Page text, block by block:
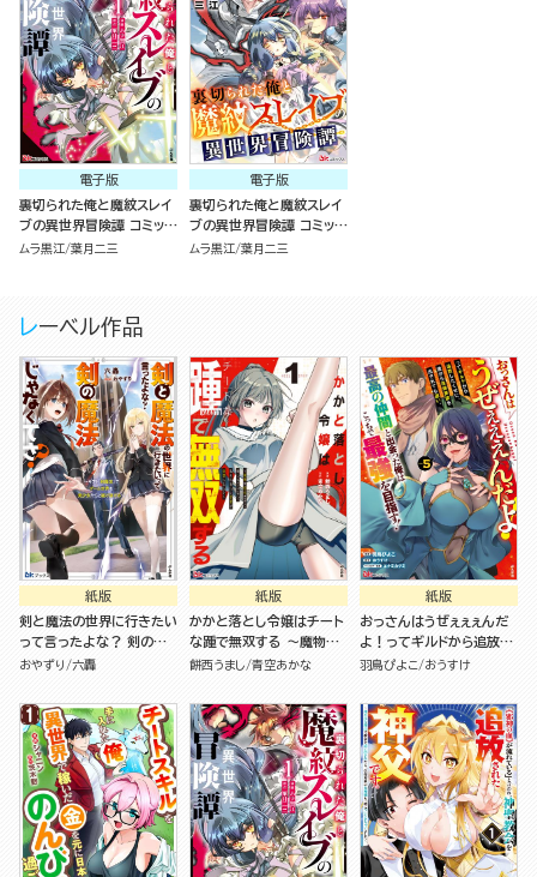
電子版
裏切られた俺と魔紋スレイ
ブの異世界冒険譚 コミック
版 （1）
ムラ黒江 葉月二三
電子版
裏切られた俺と魔紋スレイ
ブの異世界冒険譚 コミック
版（分冊版）
ムラ黒江 葉月二三
レーベル作品
紙版
剣と魔法の世界に行きたい
って言ったよな？ 剣の魔
法じゃなくてさ？ ～ギフト
少女たちと駆け抜ける～
おやずり 六轟
紙版
かかと落とし令嬢はチート
な踵で無双する ～魔物を
即死させて楽しんでいた
壊しました～（１）
餅西うまし 青空あかな
紙版
おっさんはうぜぇぇぇんだ
よ！ってギルドから追放し
たくせに、後から復帰要請
仲間と出会った俺はこっち
で最強を目指す！（５）
羽鳥ぴよこ おうすけ